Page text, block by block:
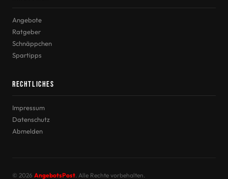
Angebote
Ratgeber
Schnäppchen
Spartipps
Rechtliches
Impressum
Datenschutz
Abmelden
© 2026 AngebotsPost. Alle Rechte vorbehalten.